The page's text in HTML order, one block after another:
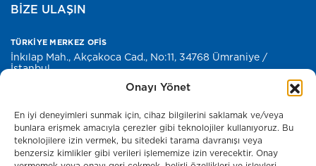
Onayı Yönet
En iyi deneyimleri sunmak için, cihaz bilgilerini saklamak ve/veya
bunlara erişmek amacıyla çerezler gibi teknolojiler kullanıyoruz. Bu
teknolojilere izin vermek, bu sitedeki tarama davranışı veya
benzersiz kimlikler gibi verileri işlememize izin verecektir. Onay
BİZE ULAŞIN
TÜRKİYE MERKEZ OFİS
İnkılap Mah., Akçakoca Cad., No:11, 34768 Ümraniye /
İstanbul
Basın Odası